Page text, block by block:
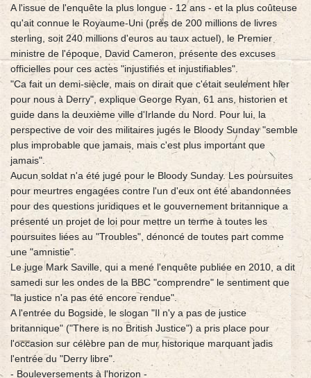
A l'issue de l'enquête la plus longue - 12 ans - et la plus coûteuse
qu'ait connue le Royaume-Uni (près de 200 millions de livres
sterling, soit 240 millions d'euros au taux actuel), le Premier
ministre de l'époque, David Cameron, présente des excuses
officielles pour ces actes "injustifiés et injustifiables".
"Ca fait un demi-siècle, mais on dirait que c'était seulement hier
pour nous à Derry", explique George Ryan, 61 ans, historien et
guide dans la deuxième ville d'Irlande du Nord. Pour lui, la
perspective de voir des militaires jugés le Bloody Sunday "semble
plus improbable que jamais, mais c'est plus important que
jamais".
Aucun soldat n'a été jugé pour le Bloody Sunday. Les poursuites
pour meurtres engagées contre l'un d'eux ont été abandonnées
pour des questions juridiques et le gouvernement britannique a
présenté un projet de loi pour mettre un terme à toutes les
poursuites liées au "Troubles", dénoncé de toutes part comme
une "amnistie".
Le juge Mark Saville, qui a mené l'enquête publiée en 2010, a dit
samedi sur les ondes de la BBC "comprendre" le sentiment que
"la justice n'a pas été encore rendue".
A l'entrée du Bogside, le slogan "Il n'y a pas de justice
britannique" ("There is no British Justice") a pris place pour
l'occasion sur célèbre pan de mur historique marquant jadis
l'entrée du "Derry libre".
- Bouleversements à l'horizon -